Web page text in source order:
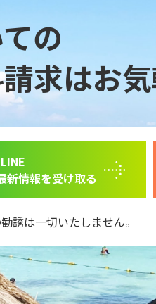
の
求はお
LINE
新情報を受け取る
誘は一切いたしません。